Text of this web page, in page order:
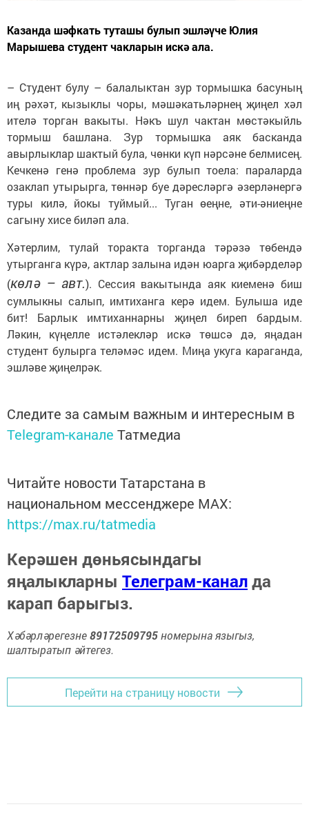
Казанда шәфкать туташы булып эшләүче Юлия
Марышева студент чакларын искә ала.
– Студент булу – балалыктан зур тормышка басуның
иң рәхәт, кызыклы чоры, мәшәкатьләрнең җиңел хәл
ителә торган вакыты. Нәкъ шул чактан мөстәкыйль
тормыш башлана. Зур тормышка аяк басканда
авырлыклар шактый була, чөнки күп нәрсәне белмисең.
Кечкенә генә проблема зур булып тоела: параларда
озаклап утырырга, төннәр буе дәресләргә әзерләнергә
туры килә, йокы туймый... Туган өеңне, әти-әниеңне
сагыну хисе биләп ала.
Хәтерлим, тулай торакта торганда тәрәзә төбендә
утырганга күрә, актлар залына идән юарга җибәрделәр
(көлә – авт.). Сессия вакытында аяк киеменә биш
сумлыкны салып, имтиханга керә идем. Булыша иде
бит! Барлык имтиханнарны җиңел биреп бардым.
Ләкин, күңелле истәлекләр искә төшсә дә, яңадан
студент булырга теләмәс идем. Миңа укуга караганда,
эшләве җиңелрәк.
Следите за самым важным и интересным в
Telegram-канале Татмедиа
Читайте новости Татарстана в
национальном мессенджере MАХ:
https://max.ru/tatmedia
Керәшен дөньясындагы
яңалыкларны Телеграм-каналда
карап барыгыз.
Хәбәрләрегезне89172509795номерына языгыз,
шалтыратып әйтегез.
Перейти на страницу новости